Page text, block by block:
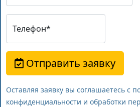
Телефон*
Отправить заявку
Оставляя заявку вы соглашаетесь с
конфиденциальности и обработки